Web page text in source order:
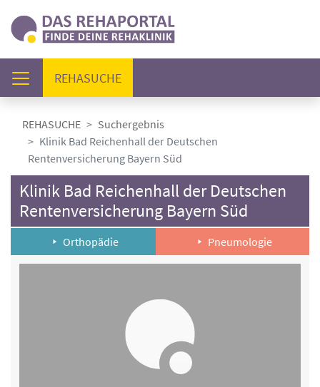
REHASUCHE(AKTUELL)
REHASUCHE
Suchergebnis
Klinik Bad Reichenhall der Deutschen
Rentenversicherung Bayern Süd
Klinik Bad Reichenhall der Deutschen
Rentenversicherung Bayern Süd
Orthopädie Pneumologie